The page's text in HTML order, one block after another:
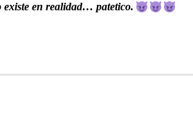
existe en realidad… patetico.